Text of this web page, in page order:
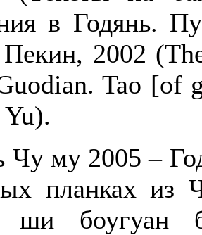
в Годянь.
2002 (
.Tao [of
).
Чу му 2005 –
планках из
ши боугуан